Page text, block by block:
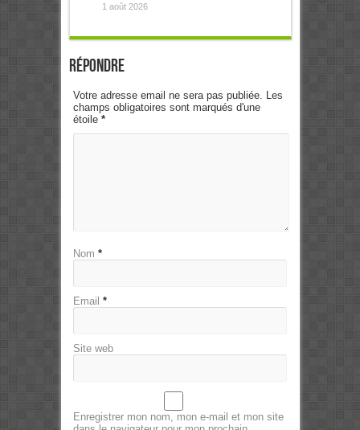
1 août 2026
Répondre
Votre adresse email ne sera pas publiée. Les
champs obligatoires sont marqués d'une
étoile *
Nom *
Email *
Site web
Enregistrer mon nom, mon e-mail et mon site